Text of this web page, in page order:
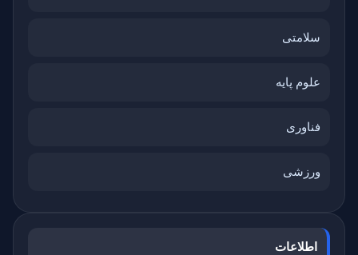
سلامتی
علوم پایه
فناوری
ورزشی
اطلاعات